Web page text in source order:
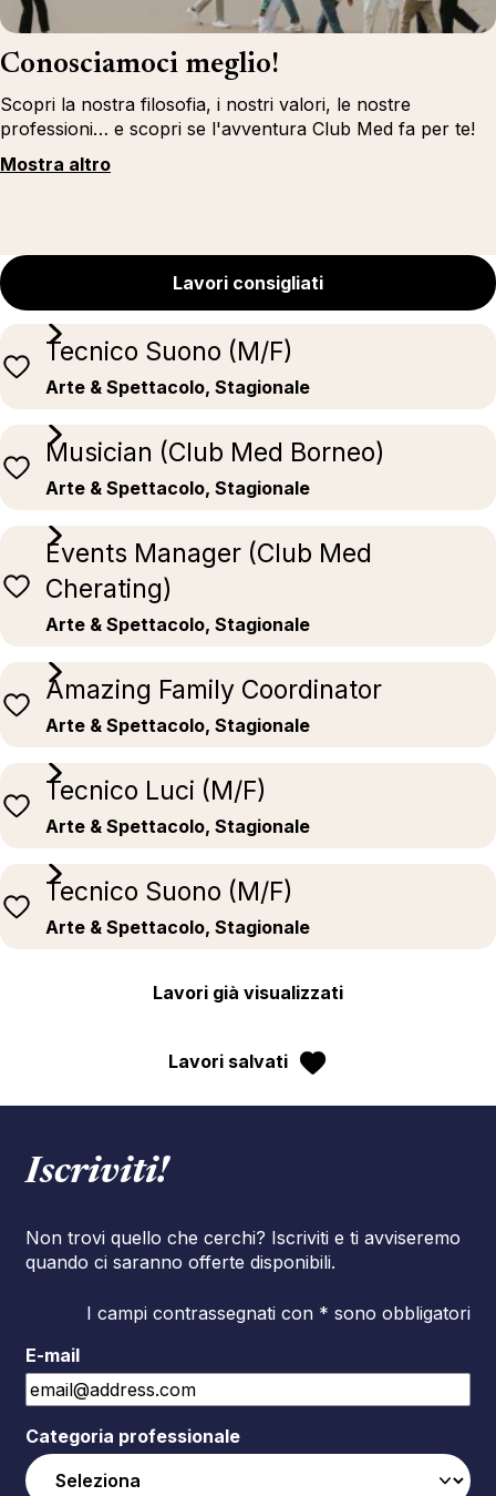
Conosciamoci meglio!
Scopri la nostra filosofia, i nostri valori, le nostre
professioni… e scopri se l'avventura Club Med fa per te!
Mostra altro
Lavori consigliati
Tecnico Suono (M/F)
Arte & Spettacolo, Stagionale
Musician (Club Med Borneo)
Arte & Spettacolo, Stagionale
Events Manager (Club Med
Cherating)
Arte & Spettacolo, Stagionale
Amazing Family Coordinator
Arte & Spettacolo, Stagionale
Tecnico Luci (M/F)
Arte & Spettacolo, Stagionale
Tecnico Suono (M/F)
Arte & Spettacolo, Stagionale
Lavori già visualizzati
Lavori salvati
Iscriviti!
Non trovi quello che cerchi? Iscriviti e ti avviseremo
quando ci saranno offerte disponibili.
I campi contrassegnati con * sono obbligatori
E-mail
Categoria professionale